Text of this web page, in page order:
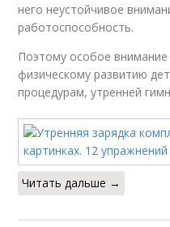
него неустойчивое
работоспособность.
Поэтому особое
физическому развитию
процедурам, утренней
Читать дальше →